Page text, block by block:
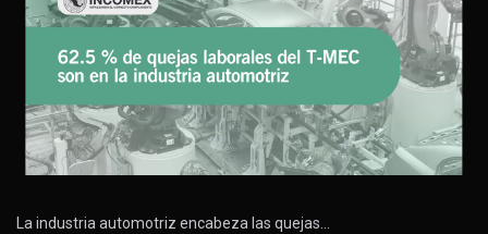
La industria automotriz encabeza las quejas…